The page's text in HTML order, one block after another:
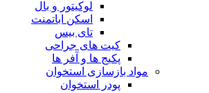
لوکیتور و بال
اسکن اباتمنت
تای بیس
کیت های جراحی
پکیج ها و آفر ها
مواد بازسازی استخوان
پودر استخوان